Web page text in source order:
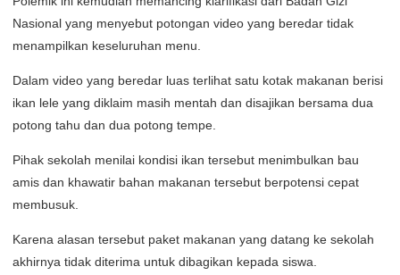
Nasional yang menyebut potongan video yang beredar tidak
menampilkan keseluruhan menu.
Dalam video yang beredar luas terlihat satu kotak makanan berisi
ikan lele yang diklaim masih mentah dan disajikan bersama dua
potong tahu dan dua potong tempe.
Pihak sekolah menilai kondisi ikan tersebut menimbulkan bau
amis dan khawatir bahan makanan tersebut berpotensi cepat
membusuk.
Karena alasan tersebut paket makanan yang datang ke sekolah
akhirnya tidak diterima untuk dibagikan kepada siswa.